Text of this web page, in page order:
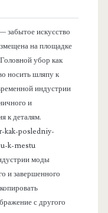
забытое искусство
на площадке
убор как
носить шляпу к
индустрии
и
к деталям.
kak-posledniy-
k-mestu
моды
и завершенного
с другого